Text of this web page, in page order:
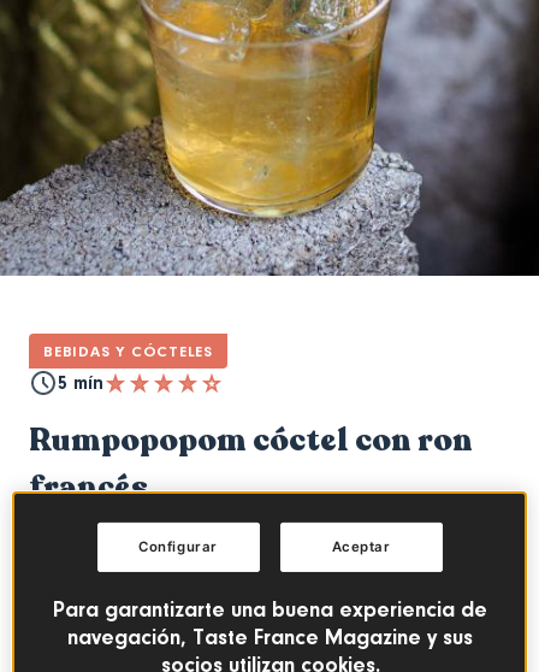
BEBIDAS Y CÓCTELES
5 mín
Rumpopopom cóctel con ron
francés
FRANCIA DE ULTRAMAR
LICORES FRANCESES
Para garantizarte una buena experiencia de
navegación, Taste France Magazine y sus
socios utilizan cookies.
Aceptar
Configurar